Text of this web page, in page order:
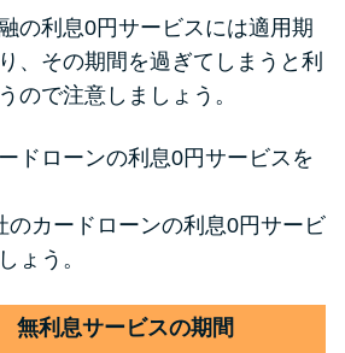
の利息0円サービスには適用期
、その期間を過ぎてしまうと利
ので注意しましょう。
ドローンの利息0円サービスを
のカードローンの利息0円サービ
ょう。
無利息サービスの期間